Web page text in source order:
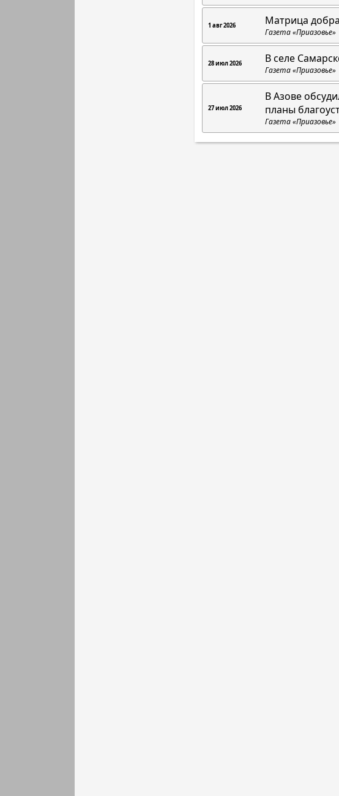
1 авг 2026 Матрица
Газета «Приазовье»
28 июл 2026 В селе
Газета «Приазовье»
27 июл 2026
В Азове
планы
Газета «Приазовье»